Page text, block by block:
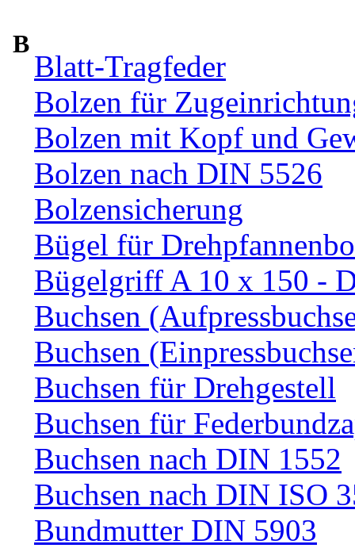
B
Blatt-Tragfeder
Bolzen für
Bolzen mit Kopf und
Bolzen nach DIN 5526
Bolzensicherung
Bügel für
Bügelgriff A 10 x 150 -
Buchsen
Buchsen
Buchsen für Drehgestell
Buchsen für
Buchsen nach DIN 1552
Buchsen nach DIN ISO
Bundmutter DIN 5903